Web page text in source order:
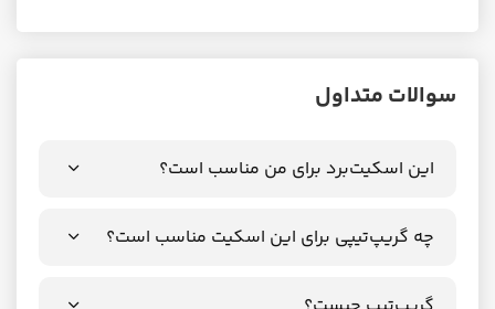
سوالات متداول
این اسکیت‌برد برای من مناسب است؟
چه گریپ‌تیپی برای این اسکیت مناسب است؟